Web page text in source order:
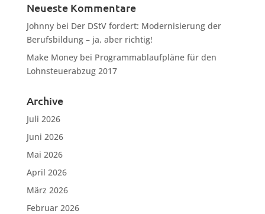
Neueste Kommentare
Johnnybei Der DStV fordert: Modernisierung der
Berufsbildung – ja, aber richtig!
Make Moneybei Programmablaufpläne für den
Lohnsteuerabzug 2017
Archive
Juli 2026
Juni 2026
Mai 2026
April 2026
März 2026
Februar 2026